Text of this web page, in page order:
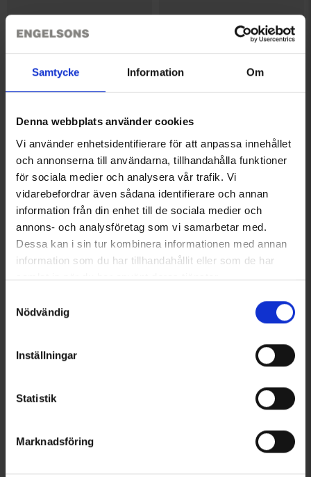
Samtycke Information Om
Denna webbplats använder cookies
Vi använder enhetsidentifierare för att anpassa innehållet
och annonserna till användarna, tillhandahålla funktioner
för sociala medier och analysera vår trafik. Vi
vidarebefordrar även sådana identifierare och annan
information från din enhet till de sociala medier och
annons- och analysföretag som vi samarbetar med.
Dessa kan i sin tur kombinera informationen med annan
information som du har tillhandahållit eller som de har
samlat in när du har använt deras tjänster.
Nödvändig
Inställningar
Statistik
Marknadsföring
Speras B47S-1 Pannlampa
295 kr
Speras B7 Pannlampa
495 kr
Liknande produkter
High Mountain
5325
349 kr
Betyg: 4.5 utav 5 stjärnor
Hunter
2186 Betyg: